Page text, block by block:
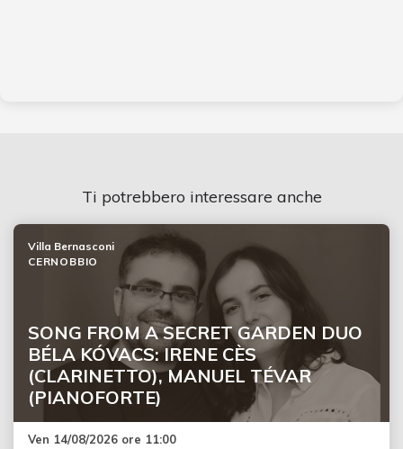
Ti potrebbero interessare anche
SONG FROM A SECRET GARDEN DUO
BÉLA KÓVACS: IRENE CÈS
(CLARINETTO), MANUEL TÉVAR
(PIANOFORTE)
Villa Bernasconi
CERNOBBIO
Ven 14/08/2026 ore 11:00